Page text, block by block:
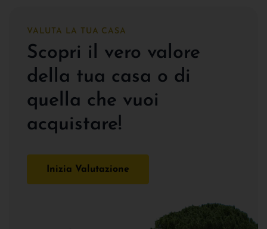
VALUTA LA TUA CASA
Scopri il vero valore
della tua casa o di
quella che vuoi
acquistare!
Inizia Valutazione